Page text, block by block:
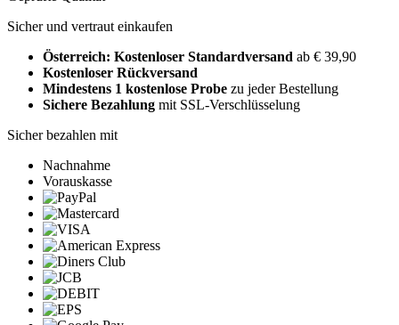
Sicher und vertraut einkaufen
Österreich: Kostenloser Standardversand ab € 39,90
Kostenloser Rückversand
Mindestens 1 kostenlose Probe zu jeder Bestellung
Sichere Bezahlung mit SSL-Verschlüsselung
Sicher bezahlen mit
Nachnahme
Vorauskasse